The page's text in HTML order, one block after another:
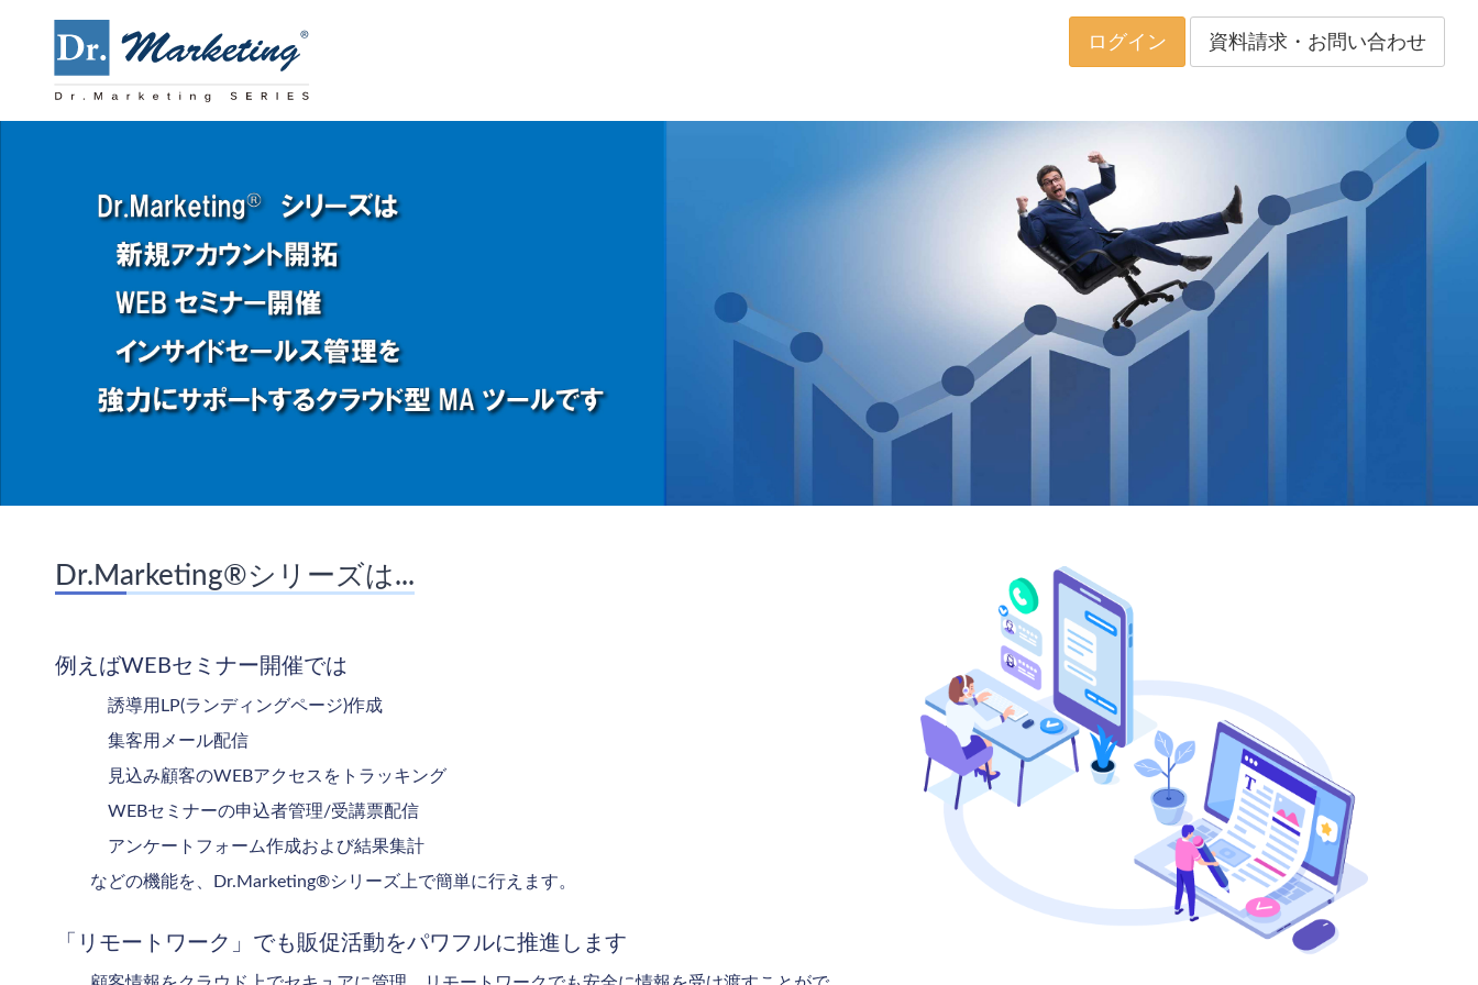
ログイン 資料請求・お問い合わせ
Dr.Marketing®シリーズは...
例えばWEBセミナー開催では
誘導用LP(ランディングページ)作成
集客用メール配信
見込み顧客のWEBアクセスをトラッキング
WEBセミナーの申込者管理/受講票配信
アンケートフォーム作成および結果集計
などの機能を、Dr.Marketing®シリーズ上で簡単に行えます。
「リモートワーク」でも販促活動をパワフルに推進します